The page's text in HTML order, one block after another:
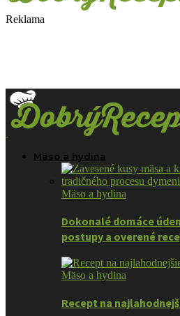
Reklama
Mäso a hydina
Mäso a hydina
Dokonalé domáce
postupy a overené
Mäso a hydina
Recept na